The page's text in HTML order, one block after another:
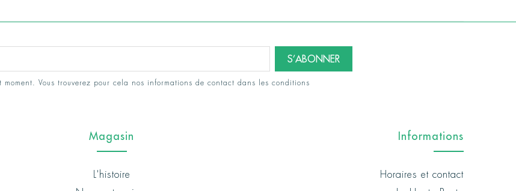
moment. Vous trouverez pour cela nos informations de contact dans les conditions
Magasin
L'histoire
Informations
Horaires et contact